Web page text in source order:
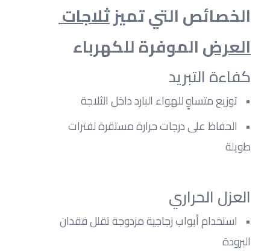
الخصائص التي تميز
ثلاجات
العرض الموفرة للكهرباء
كفاءة التبريد
توزيع متساوٍ للهواء البارد داخل الثلاجة
الحفاظ على درجات حرارة مستقرة لفترات
طويلة
العزل الحراري
استخدام أبواب زجاجية مزدوجة تقلل فقدان
البرودة